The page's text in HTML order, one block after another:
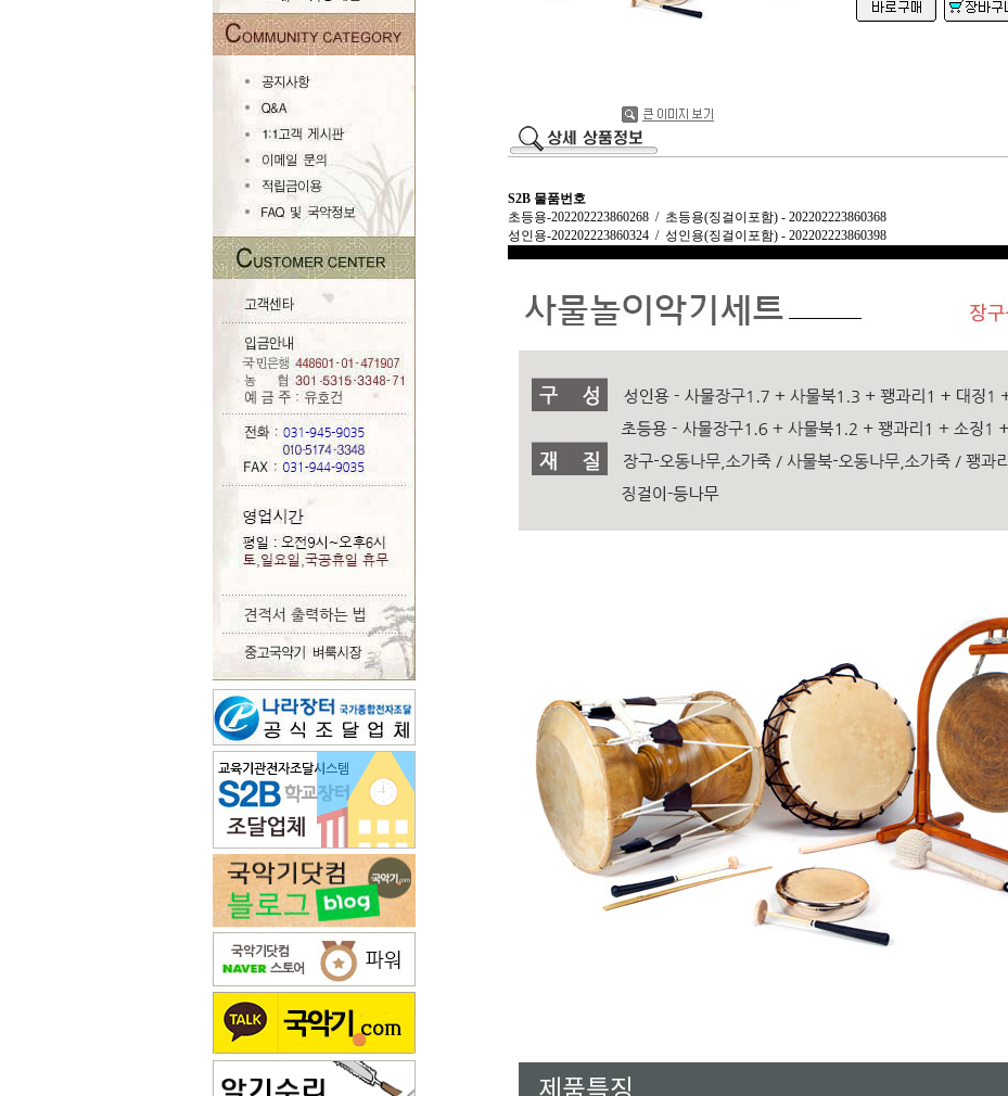
S2B 물품번호
초등용-202202223860268 / 초등용(징걸이포함) - 202202223860368
성인용-202202223860324 / 성인용(징걸이포함) - 202202223860398